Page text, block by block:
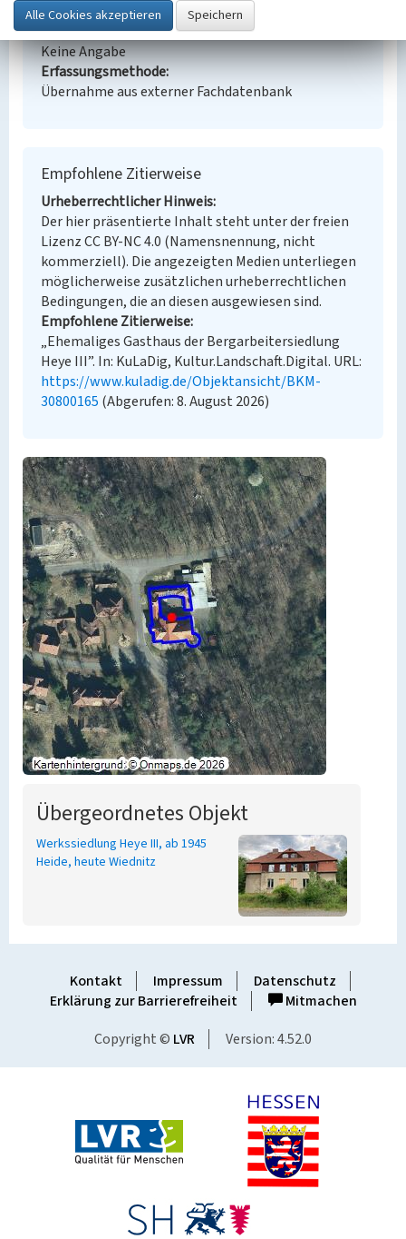
Denkmalpflege
Erfassungsmaßstab
Keine Angabe
Erfassungsmethode
Übernahme aus externer Fachdatenbank
Empfohlene Zitierweise
Urheberrechtlicher Hinweis
Der hier präsentierte Inhalt steht unter der freien
Lizenz CC BY-NC 4.0 (Namensnennung, nicht
kommerziell). Die angezeigten Medien unterliegen
möglicherweise zusätzlichen urheberrechtlichen
Bedingungen, die an diesen ausgewiesen sind.
Empfohlene Zitierweise
„Ehemaliges Gasthaus der Bergarbeitersiedlung
Heye III”. In: KuLaDig, Kultur.Landschaft.Digital. URL:
https://www.kuladig.de/Objektansicht/BKM-
30800165 (Abgerufen: 8. August 2026)
Übergeordnetes Objekt
Werkssiedlung Heye III, ab 1945
Heide, heute Wiednitz
Kontakt Impressum
Datenschutz
Erklärung zur Barrierefreiheit
Mitmachen
Copyright © LVR Version: 4.52.0